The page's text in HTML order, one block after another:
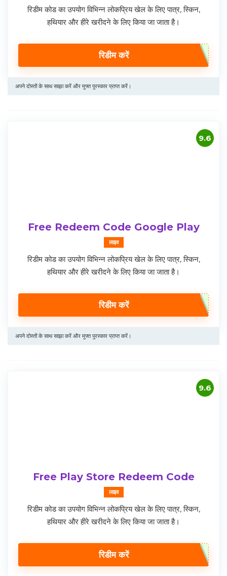
रिडीम कोड का उपयोग विभिन्न लोकप्रिय खेल के लिए पात्र, स्किन,
हथियार और हीरे खरीदने के लिए किया जा जाता है।
रिडीम करें
अपने दोस्तों के साथ साझा करें और मुफ्त पुरस्कार प्राप्त करें।
9.6
Free Redeem Code Google Play
लाइव
रिडीम कोड का उपयोग विभिन्न लोकप्रिय खेल के लिए पात्र, स्किन,
हथियार और हीरे खरीदने के लिए किया जा जाता है।
रिडीम करें
अपने दोस्तों के साथ साझा करें और मुफ्त पुरस्कार प्राप्त करें।
9.6
Free Play Store Redeem Code
लाइव
रिडीम कोड का उपयोग विभिन्न लोकप्रिय खेल के लिए पात्र, स्किन,
हथियार और हीरे खरीदने के लिए किया जा जाता है।
रिडीम करें